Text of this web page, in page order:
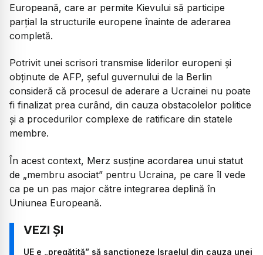
Europeană, care ar permite Kievului să participe
parțial la structurile europene înainte de aderarea
completă.
Potrivit unei scrisori transmise liderilor europeni și
obținute de AFP, șeful guvernului de la Berlin
consideră că procesul de aderare a Ucrainei nu poate
fi finalizat prea curând, din cauza obstacolelor politice
și a procedurilor complexe de ratificare din statele
membre.
În acest context, Merz susține acordarea unui statut
de „membru asociat” pentru Ucraina, pe care îl vede
ca pe un pas major către integrarea deplină în
Uniunea Europeană.
UE e „pregătită” să sancționeze Israelul din cauza unei